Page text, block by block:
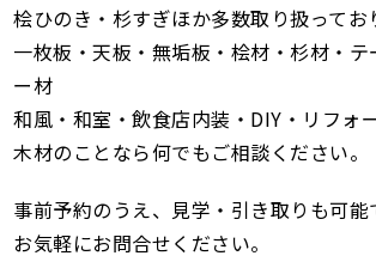
桧ひのき・杉すぎほか多数取り扱ってお
一枚板・天板・無垢板・桧材・杉材・テ
ー材
和風・和室・飲食店内装・DIY・リフォ
木材のことなら何でもご相談ください。
事前予約のうえ、見学・引き取りも可能
お気軽にお問合せください。